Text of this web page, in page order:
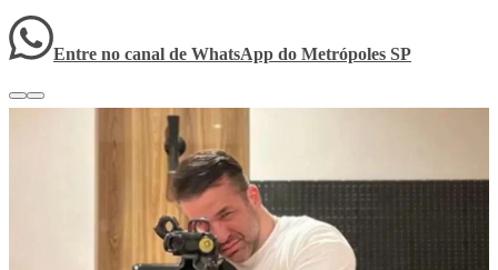
Entre no canal de WhatsApp do Metrópoles SP